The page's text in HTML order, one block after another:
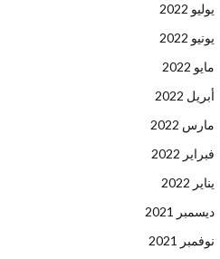
يوليو 2022
يونيو 2022
مايو 2022
أبريل 2022
مارس 2022
فبراير 2022
يناير 2022
ديسمبر 2021
نوفمبر 2021